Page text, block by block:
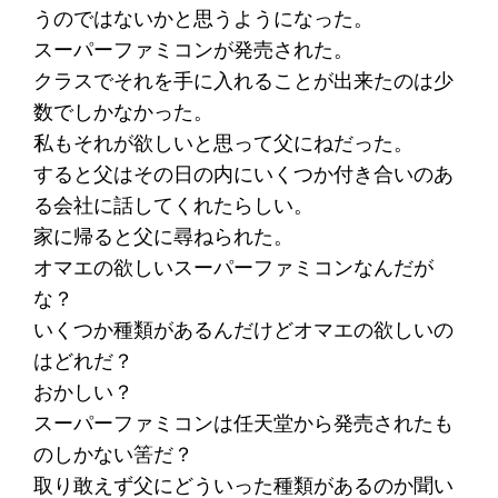
うのではないかと思うようになった。
スーパーファミコンが発売された。
クラスでそれを手に入れることが出来たのは少
数でしかなかった。
私もそれが欲しいと思って父にねだった。
すると父はその日の内にいくつか付き合いのあ
る会社に話してくれたらしい。
家に帰ると父に尋ねられた。
オマエの欲しいスーパーファミコンなんだが
な？
いくつか種類があるんだけどオマエの欲しいの
はどれだ？
おかしい？
スーパーファミコンは任天堂から発売されたも
のしかない筈だ？
取り敢えず父にどういった種類があるのか聞い